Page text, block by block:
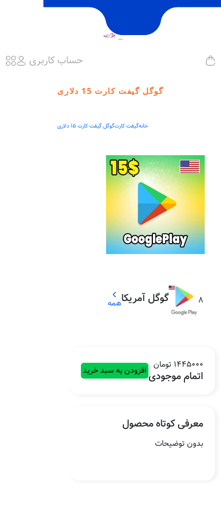
حساب کاربری
گوگل گیفت کارت 15 دلاری
خانهگیفت کارتگوگل گیفت کارت 15 دلاری
8 گوگل آمریکاهمه
1445000 تومان
اتمام موجودی افزودن به سبد خرید
معرفی کوتاه محصول
بدون توضیحات